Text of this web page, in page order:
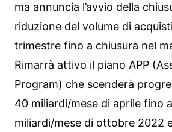
ma annuncia l’avvio della
riduzione del volume di
trimestre fino a chiusura nel
Rimarrà attivo il piano APP
Program) che scenderà
40 miliardi/mese di aprile fino
miliardi/mese di ottobre 2022